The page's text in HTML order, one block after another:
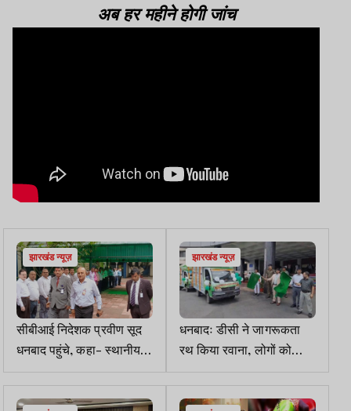
अब हर महीने होगी जांच
झारखंड न्यूज़
सीबीआई निदेशक प्रवीण सूद
धनबाद पहुंचे, कहा- स्थानीय
समस्याओं को समझना उद्देश्य
झारखंड न्यूज़
धनबादः डीसी ने जागरूकता
रथ किया रवाना, लोगों को
योजनाओं की देगा जानकारी